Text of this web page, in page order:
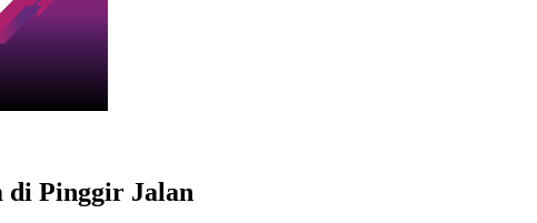
di Pinggir Jalan